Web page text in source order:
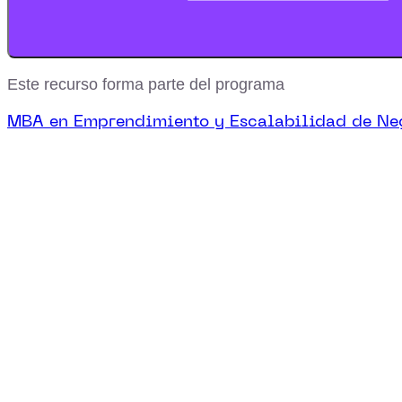
Este recurso forma parte del programa
MBA en Emprendimiento y Escalabilidad de